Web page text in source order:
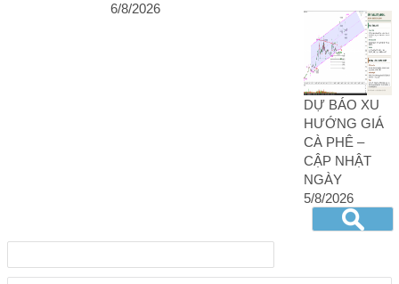
6/8/2026
DỰ BÁO XU
HƯỚNG GIÁ
CÀ PHÊ –
CẬP NHẬT
NGÀY
5/8/2026